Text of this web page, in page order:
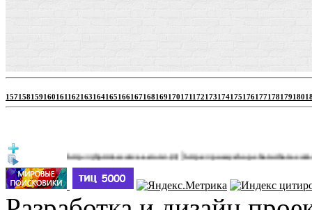
157158159160161162163164165166167168169170171172173174175176177178179180
http://jbprimecurves.store/(3)|https://pussyshop.chaturbate.com/male-